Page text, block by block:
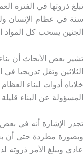
تبلغ ذروتها في الفترة
سنة في عظام الإنسان
الجنين يسحب كل المواد
تشير بعض الأبحاث أن
الثلاثين وتقل تدريجيا
خلاياه أدوات لبناء
المسؤولة عن البناء
تجدر الإشارة أنه في
وبصورة مطردة حتى أن
عادي ويبلغ الأمر